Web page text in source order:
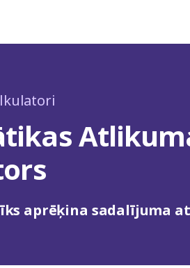
aprēķina sadalījuma